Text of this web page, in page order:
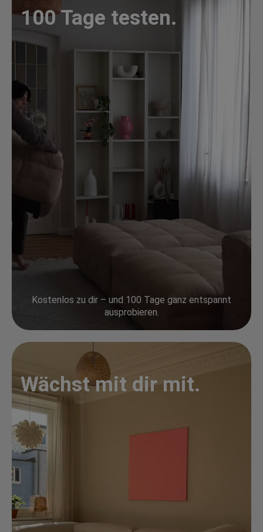
100 Tage testen.
Kostenlos zu dir – und 100 Tage ganz entspannt
ausprobieren.
Wächst mit dir mit.